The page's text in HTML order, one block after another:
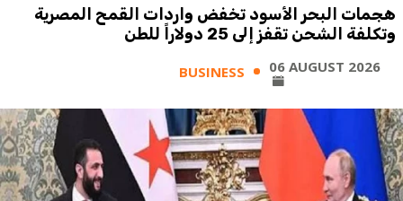
هجمات البحر الأسود تخفض واردات القمح المصرية
وتكلفة الشحن تقفز إلى 25 دولاراً للطن
BUSINESS 06 AUGUST 2026